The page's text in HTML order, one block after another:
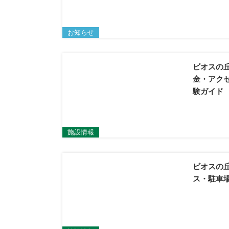
お知らせ
施設情報
ビオスの
金・アク
験ガイド
ビオスの
ス・駐車